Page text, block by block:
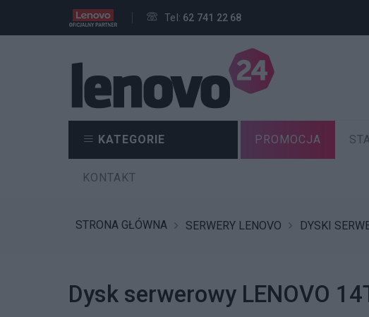
Tel: 62 741 22 68
KATEGORIE PROMOCJA
KONTAKT
STRONA GŁÓWNA SERWERY LENOVO DYSKI
Dysk serwerowy LENOVO